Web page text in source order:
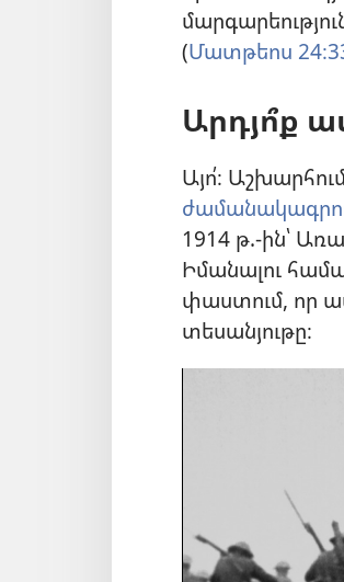
(Մատթեոս
Արդյո՞ք
Այո՛։
1914 թ.-ին՝
Իմանալու
փաստում, որ
տեսանյութը։